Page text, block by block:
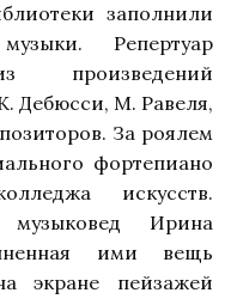
заполнили
Репертуар
произведений
Дебюсси, М. Равеля,
За роялем
фортепиано
искусств.
музыковед Ирина
ими вещь
экране пейзажей